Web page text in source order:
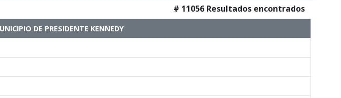
# 11056 Resultados encontrados
DE PRESIDENTE KENNEDY